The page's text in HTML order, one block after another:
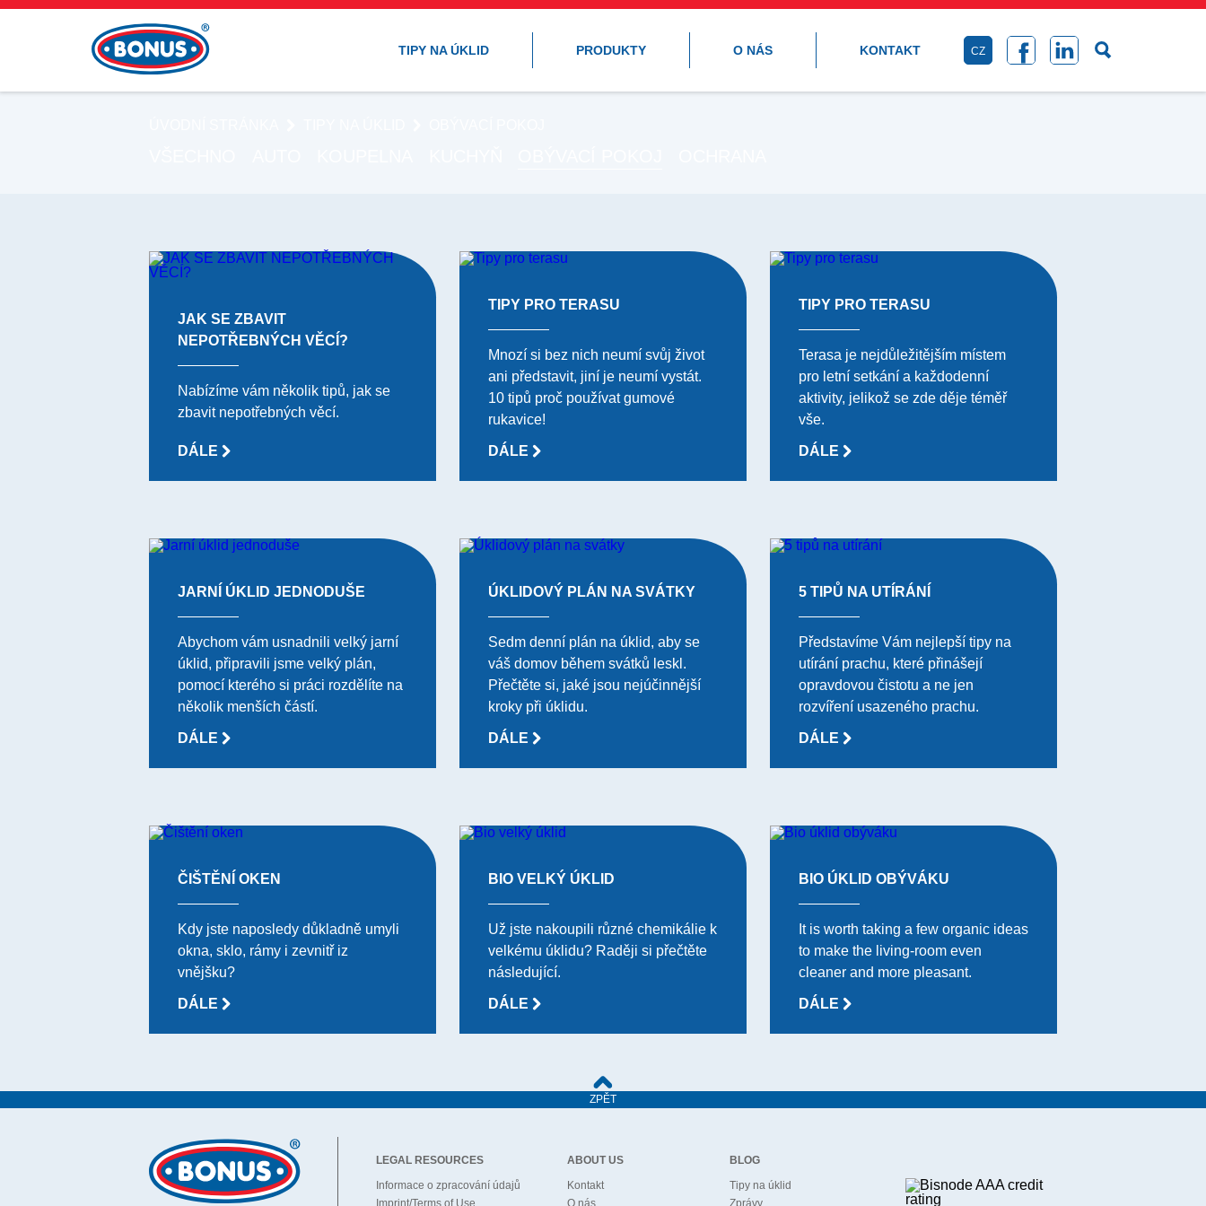
TIPY NA ÚKLID PRODUKTY O NÁS KONTAKT CZ
JAK SE ZBAVIT
NEPOTŘEBNÝCH VĚCÍ?
Nabízíme vám několik tipů, jak se
zbavit nepotřebných věcí.
DÁLE
TIPY PRO TERASU
Mnozí si bez nich neumí svůj život
ani představit, jiní je neumí vystát.
10 tipů proč používat gumové
rukavice!
DÁLE
TIPY PRO TERASU
Terasa je nejdůležitějším místem
pro letní setkání a každodenní
aktivity, jelikož se zde děje téměř
vše.
DÁLE
JARNÍ ÚKLID JEDNODUŠE
Abychom vám usnadnili velký jarní
úklid, připravili jsme velký plán,
pomocí kterého si práci rozdělíte na
několik menších částí.
DÁLE
ÚKLIDOVÝ PLÁN NA SVÁTKY
Sedm denní plán na úklid, aby se
váš domov během svátků leskl.
Přečtěte si, jaké jsou nejúčinnější
kroky při úklidu.
DÁLE
5 TIPŮ NA UTÍRÁNÍ
Představíme Vám nejlepší tipy na
utírání prachu, které přinášejí
opravdovou čistotu a ne jen
rozvíření usazeného prachu.
DÁLE
ČIŠTĚNÍ OKEN
Kdy jste naposledy důkladně umyli
okna, sklo, rámy i zevnitř iz
vnějšku?
DÁLE
BIO VELKÝ ÚKLID
Už jste nakoupili různé chemikálie k
velkému úklidu? Raději si přečtěte
následující.
DÁLE
BIO ÚKLID OBÝVÁKU
It is worth taking a few organic ideas
to make the living-room even
cleaner and more pleasant.
DÁLE
ZPĚT
LEGAL RESOURCES
Informace o zpracování údajů
Imprint/Terms of Use
ABOUT US
Kontakt
O nás
BLOG
Tipy na úklid
Zprávy